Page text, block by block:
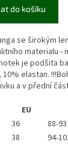
do košíku
se širokým
materialu -
je podšita
elastan.
a v přední
EU
36
88-93
38
94-